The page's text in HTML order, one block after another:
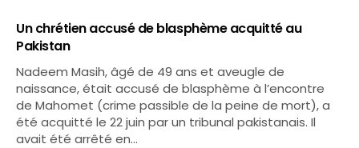
Un chrétien accusé de blasphème acquitté au
Pakistan
Nadeem Masih, âgé de 49 ans et aveugle de
naissance, était accusé de blasphème à l’encontre
de Mahomet (crime passible de la peine de mort), a
été acquitté le 22 juin par un tribunal pakistanais. Il
avait été arrêté en…